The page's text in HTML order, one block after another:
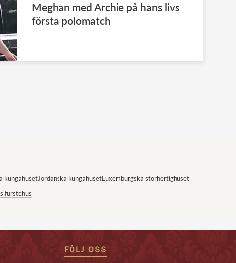
Meghan med Archie på hans livs
första polomatch
kungahusetJordanska kungahusetLuxemburgska storhertighuset
furstehus
FÖLJ OSS